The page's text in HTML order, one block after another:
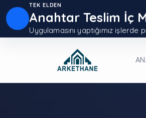
TEK ELDEN
Anahtar Teslim İç
Uygulamasını yaptığımız